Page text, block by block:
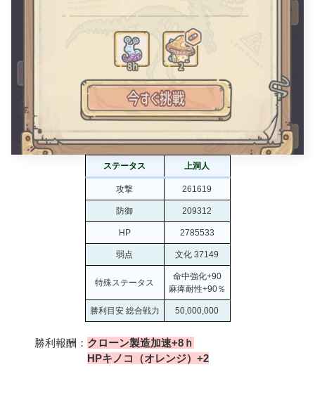
ステータス 上洞人
攻撃 261619
防御 209312
HP 2785533
弱点 文化 37149
特殊ステータス
命中強化+90
麻痺耐性+90％
勝利目安 総合戦力 50,000,000
勝利報酬： クローン製造加速+8ｈ
HPキノコ（オレンジ）+2